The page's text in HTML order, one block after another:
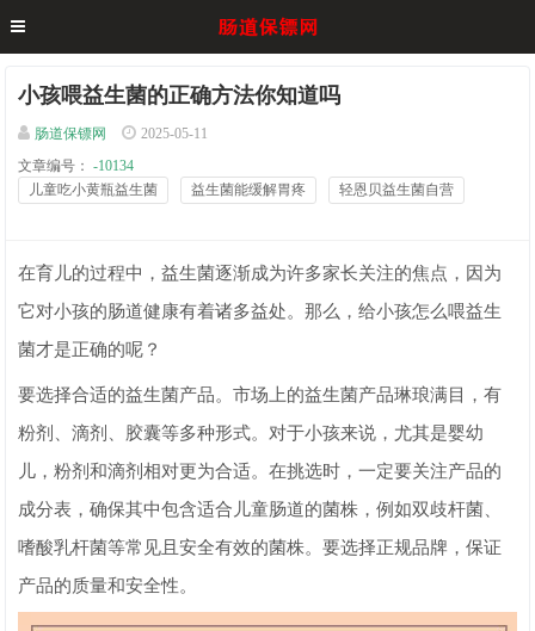
小孩喂益生菌的正确方法你知道吗
肠道保镖网
2025-05-11
文章编号：
-10134
儿童吃小黄瓶益生菌
益生菌能缓解胃疼 轻恩贝益生菌自营
在育儿的过程中，益生菌逐渐成为许多家长关注的焦点，因为
它对小孩的肠道健康有着诸多益处。那么，给小孩怎么喂益生
菌才是正确的呢？
要选择合适的益生菌产品。市场上的益生菌产品琳琅满目，有
粉剂、滴剂、胶囊等多种形式。对于小孩来说，尤其是婴幼
儿，粉剂和滴剂相对更为合适。在挑选时，一定要关注产品的
成分表，确保其中包含适合儿童肠道的菌株，例如双歧杆菌、
嗜酸乳杆菌等常见且安全有效的菌株。要选择正规品牌，保证
产品的质量和安全性。